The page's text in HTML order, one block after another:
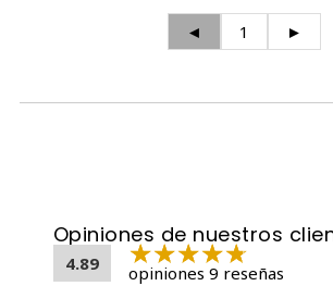
◄ 1 ►
Opiniones de nuestros
4.89 opiniones 9 reseñas